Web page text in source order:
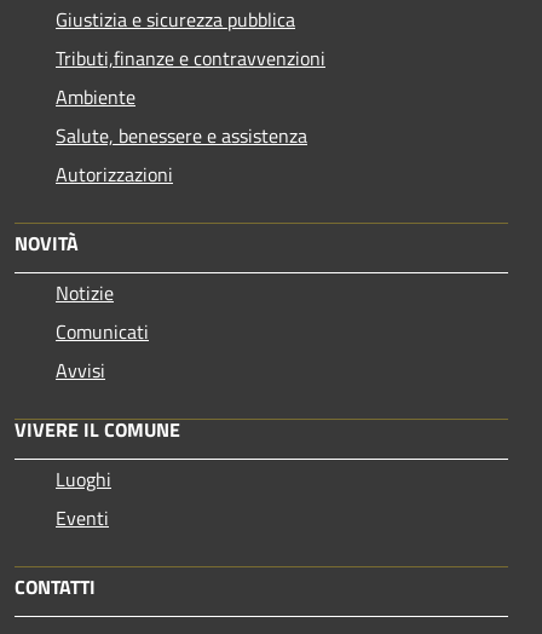
Giustizia e sicurezza pubblica
Tributi,finanze e contravvenzioni
Ambiente
Salute, benessere e assistenza
Autorizzazioni
NOVITÀ
Notizie
Comunicati
Avvisi
VIVERE IL COMUNE
Luoghi
Eventi
CONTATTI